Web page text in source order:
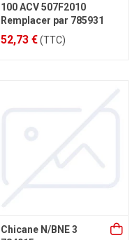
100 ACV 507F2010
Remplacer par 785931
52,73 €(TTC)
Chicane N/BNE 3